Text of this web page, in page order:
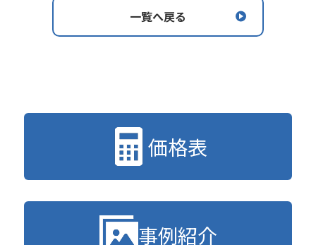
一覧へ戻る
価格表
事例紹介